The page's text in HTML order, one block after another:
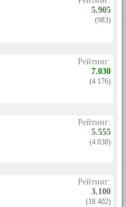
5.905
(983)
Рейтинг:
7.030
(4 176)
Рейтинг:
5.555
(4 038)
Рейтинг:
3.100
(18 402)